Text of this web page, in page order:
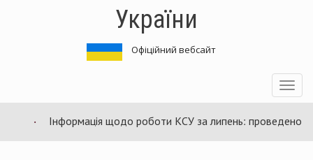
України
Офіційний вебсайт
Toggle
Інформація щодо роботи КСУ за липень: проведено 94